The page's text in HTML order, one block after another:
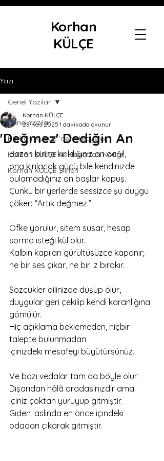
Korhan
KÜLÇE
Yazı
Genel Yazılar
Korhan KÜLÇE 'den Hikayeler
Korhan KÜLÇE ile Hayattan Notlar
Korhan KÜLÇE Şiirleri
Genel Yazılar
'Değmez' Dediğin An
Korhan KÜLÇE
28 Kas 2025 1 dakikada okunur
Bazen birine kırıldığınız an değil,
ona kırılacak gücü bile kendinizde
bulamadığınız an başlar kopuş.
Çünkü bir yerlerde sessizce şu duygu
çöker: “Artık değmez.”
Öfke yorulur, sitem susar, hesap
sorma isteği kül olur.
Kalbin kapıları gürültüsüzce kapanır;
ne bir ses çıkar, ne bir iz bırakır.
Sözcükler dilinizde düşüp ölür,
duygular geri çekilip kendi karanlığına
gömülür.
Hiç açıklama beklemeden, hiçbir
talepte bulunmadan
içinizdeki mesafeyi büyütürsünüz.
Ve bazı vedalar tam da böyle olur:
Dışarıdan hâlâ oradasınızdır ama
içiniz çoktan yürüyüp gitmiştir.
Giden, aslında en önce içindeki
odadan çıkarak gitmiştir.